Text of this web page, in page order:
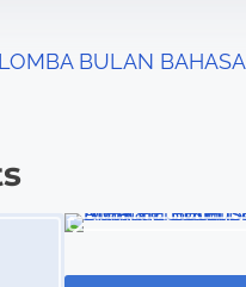
BULAN BAHASA